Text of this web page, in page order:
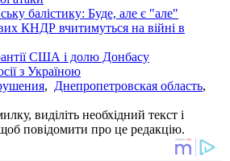
балістику: Буде, але є "але"
КНДР вчитимуться на війні в
США і долю Донбасу
з Україною
, Днепропетровская область,
виділіть необхідний текст і
повідомити про це редакцію.